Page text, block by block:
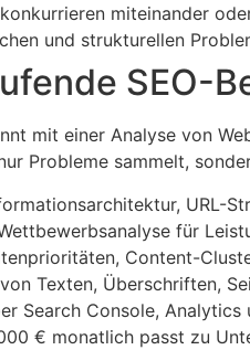
miteinander
und strukturellen
SEO-
mit einer Analyse von
Probleme sammelt,
URL-
für
Content-
Texten, Überschriften,
Search Console,
€ monatlich passt zu